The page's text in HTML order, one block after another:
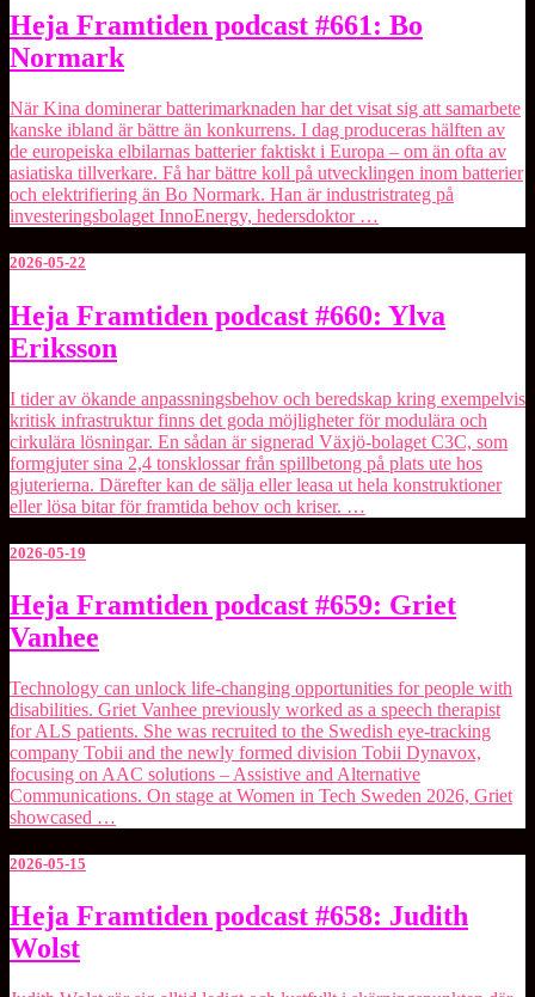
Heja
Framtiden
podcast
Bo
Normark
Heja Framtiden podcast #661: Bo
Normark
När Kina dominerar batterimarknaden har det visat sig att samarbete
kanske ibland är bättre än konkurrens. I dag produceras hälften av
de europeiska elbilarnas batterier faktiskt i Europa – om än ofta av
asiatiska tillverkare. Få har bättre koll på utvecklingen inom batterier
och elektrifiering än Bo Normark. Han är industristrateg på
investeringsbolaget ⁠InnoEnergy⁠, hedersdoktor …
2026-05-22
Heja
Framtiden
podcast
Ylva
Eriksson
Heja Framtiden podcast #660: Ylva
Eriksson
I tider av ökande anpassningsbehov och beredskap kring exempelvis
kritisk infrastruktur finns det goda möjligheter för modulära och
cirkulära lösningar. En sådan är signerad Växjö-bolaget ⁠C3C⁠, som
formgjuter sina 2,4 tonsklossar från spillbetong på plats ute hos
gjuterierna. Därefter kan de sälja eller leasa ut hela konstruktioner
eller lösa bitar för framtida behov och kriser. …
2026-05-19
Heja
Framtiden
podcast
Griet
Vanhee
Heja Framtiden podcast #659: Griet
Vanhee
Technology can unlock life-changing opportunities for people with
disabilities. Griet Vanhee previously worked as a speech therapist
for ALS patients. She was recruited to the Swedish eye-tracking
company Tobii and the newly formed division ⁠Tobii Dynavox⁠,
focusing on AAC solutions – Assistive and Alternative
Communications. On stage at ⁠Women in Tech Sweden 2026⁠, Griet
showcased …
2026-05-15
Heja
Framtiden
podcast
Heja Framtiden podcast #658: Judith
Wolst